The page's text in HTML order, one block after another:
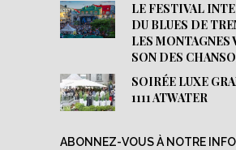
LE FESTIVAL
DU BLUES DE
LES MONTAGNES
SON DES
SOIRÉE LUXE
1111 ATWATER
ABONNEZ-VOUS À NOTRE